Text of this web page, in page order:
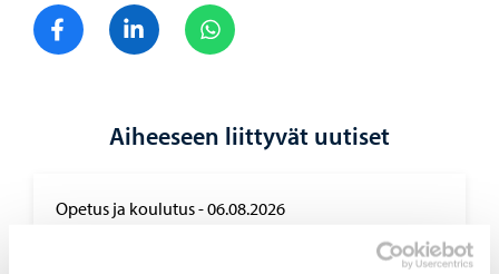
Jaa FacebookJaa LinkedIn
Aiheeseen liittyvät uutiset
Opetus ja koulutus-06.08.2026
Haku Lin­nan­kos­ken lu­kion ai­kuis­lin­jal­le on